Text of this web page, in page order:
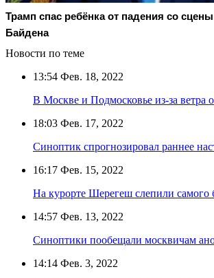
Трамп спас ребёнка от падения со
Байдена
Новости по теме
13:54 Фев. 18, 2022
В Москве и Подмосковье из-за ветра
18:03 Фев. 17, 2022
Синоптик спрогнозировал раннее
16:17 Фев. 15, 2022
На курорте Шерегеш слепили самого
14:57 Фев. 13, 2022
Синоптики пообещали москвичам
14:14 Фев. 3, 2022